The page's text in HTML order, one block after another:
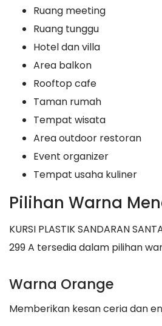
Ruang meeting
Ruang tunggu
Hotel dan villa
Area balkon
Rooftop cafe
Taman rumah
Tempat wisata
Area outdoor restoran
Event organizer
Tempat usaha kuliner
Pilihan Warna
KURSI PLASTIK SANDARAN
299 A tersedia dalam pilihan
Warna Orange
Memberikan kesan ceria dan